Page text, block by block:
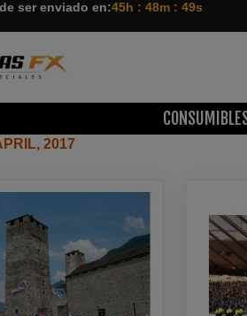
ser enviado en:45h : 48m : 48s
2017